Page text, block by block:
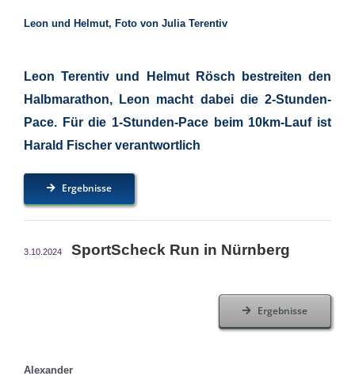
Leon und Helmut, Foto von Julia Terentiv
Leon Terentiv und Helmut Rösch bestreiten den
Halbmarathon, Leon macht dabei die 2-Stunden-
Pace. Für die 1-Stunden-Pace beim 10km-Lauf ist
Harald Fischer verantwortlich
Ergebnisse
3.10.2024 SportScheck Run in Nürnberg
Ergebnisse
Alexander